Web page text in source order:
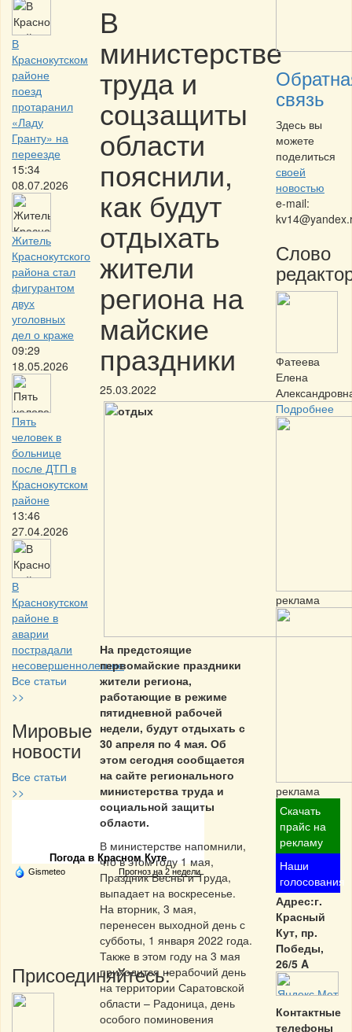
В
Краснокутском
районе
поезд
протаранил
«Ладу
Гранту» на
переезде
15:34
08.07.2026
Житель
Краснокутского
района стал
фигурантом
двух
уголовных
дел о краже
09:29
18.05.2026
Пять
человек в
больнице
после ДТП в
Краснокутском
районе
13:46
27.04.2026
В
Краснокутском
районе в
аварии
пострадали
несовершеннолетние
Все статьи
>>
Мировые
новости
Все статьи
>>
Частная реклама
Погода в Красном Куте
Gismeteo Прогноз на 2 недели
Присоединяйтесь:
В
министерстве
труда и
соцзащиты
области
пояснили,
как будут
отдыхать
жители
региона на
майские
праздники
25.03.2022
На предстоящие
первомайские праздники
жители региона,
работающие в режиме
пятидневной рабочей
недели, будут отдыхать с
30 апреля по 4 мая. Об
этом сегодня сообщается
на сайте регионального
министерства труда и
социальной защиты
области.
В министерстве напомнили,
что в этом году 1 мая,
Праздник Весны и Труда,
выпадает на воскресенье.
На вторник, 3 мая,
перенесен выходной день с
субботы, 1 января 2022 года.
Также в этом году на 3 мая
приходится нерабочий день
на территории Саратовской
области – Радоница, день
особого поминовения
связь
Здесь вы
можете
поделиться
своей
новостью
e-mail:
Слово
Фатеева
Елена
Подробнее
реклама
реклама
Скачать
прайс на
рекламу
Наши
голосования
Адрес:г.
Красный
Кут, пр.
Победы,
26/5 A
Контактные
телефоны